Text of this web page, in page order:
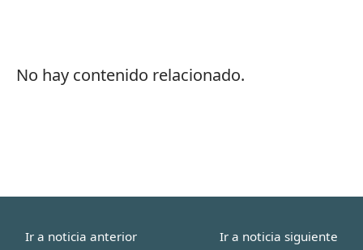
No hay contenido relacionado.
Ir a noticia anterior Ir a noticia siguiente